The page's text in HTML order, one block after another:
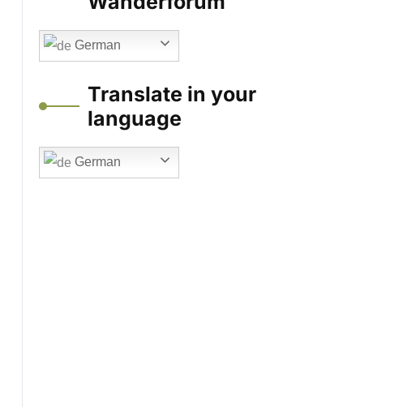
German
Translate in your
language
German